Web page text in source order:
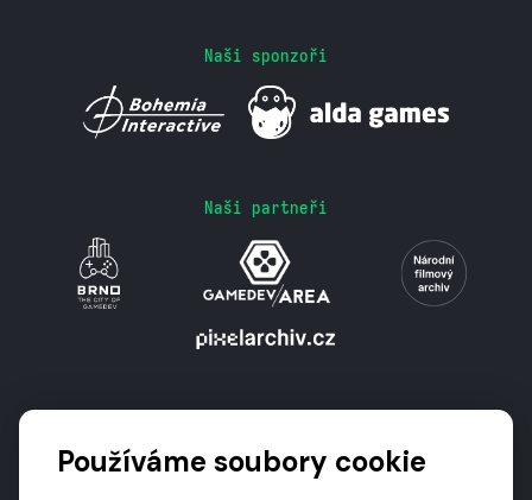
Naši sponzoři
Naši partneři
Používáme soubory cookie